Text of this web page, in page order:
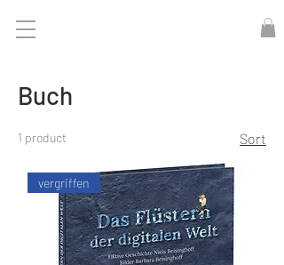
Buch
1 product Sort
vergriffen